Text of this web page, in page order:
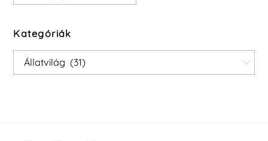
Kategóriák
Kategóriák